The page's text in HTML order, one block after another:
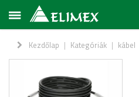
Kezdőlap | Kategóriák | kábel